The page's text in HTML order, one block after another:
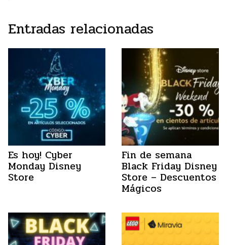
Entradas relacionadas
Es hoy! Cyber
Monday Disney
Store
Fin de semana
Black Friday Disney
Store – Descuentos
Mágicos